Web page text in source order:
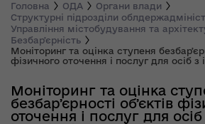
Головна ОДА
Органи влади
Структурні підрозділи
Управління містобудування та
Безбарʼєрність
Моніторинг та оцінка ступеня
фізичного оточення і послуг для осіб з
Моніторинг та оцінка
безбарʼєрності обʼєктів
оточення і послуг для осіб